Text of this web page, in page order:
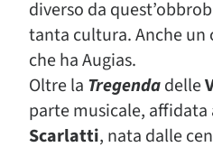
diverso da
tanta cultura. Anche
che ha Augias.
Oltre la Tregendadelle
parte musicale, affidata
Scarlatti, nata dalle